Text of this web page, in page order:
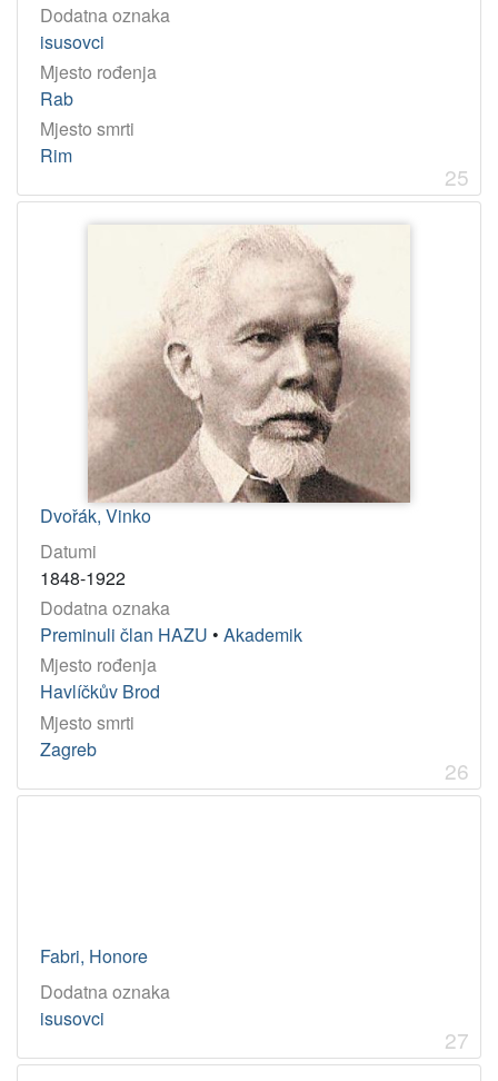
Dodatna oznaka
isusovci
Mjesto rođenja
Rab
Mjesto smrti
Rim
25
Dvořák, Vinko
Datumi
1848-1922
Dodatna oznaka
Preminuli član HAZU • Akademik
Mjesto rođenja
Havlíčkův Brod
Mjesto smrti
Zagreb
26
Fabri, Honore
Dodatna oznaka
isusovci
27